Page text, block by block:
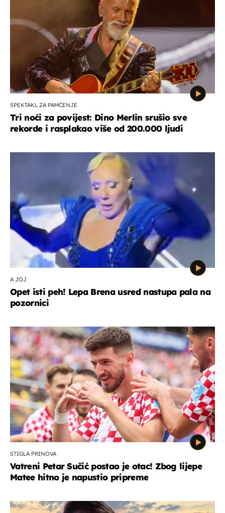
SPEKTAKL ZA PAMĆENJE
Tri noći za povijest: Dino Merlin srušio sve
rekorde i rasplakao više od 200.000 ljudi
A JOJ
Opet isti peh! Lepa Brena usred nastupa pala na
pozornici
STIGLA PRINOVA
Vatreni Petar Sučić postao je otac! Zbog lijepe
Matee hitno je napustio pripreme